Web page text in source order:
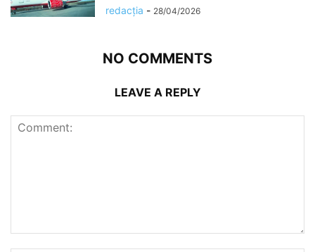
redacția - 28/04/2026
NO COMMENTS
LEAVE A REPLY